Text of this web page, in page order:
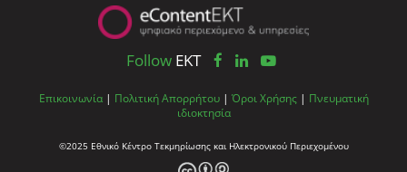
Follow EKT
Επικοινωνία | Πολιτική Απορρήτου | Όροι Χρήσης | Πνευματική
ιδιοκτησία
©2025 Εθνικό Κέντρο Τεκμηρίωσης και Ηλεκτρονικού Περιεχομένου